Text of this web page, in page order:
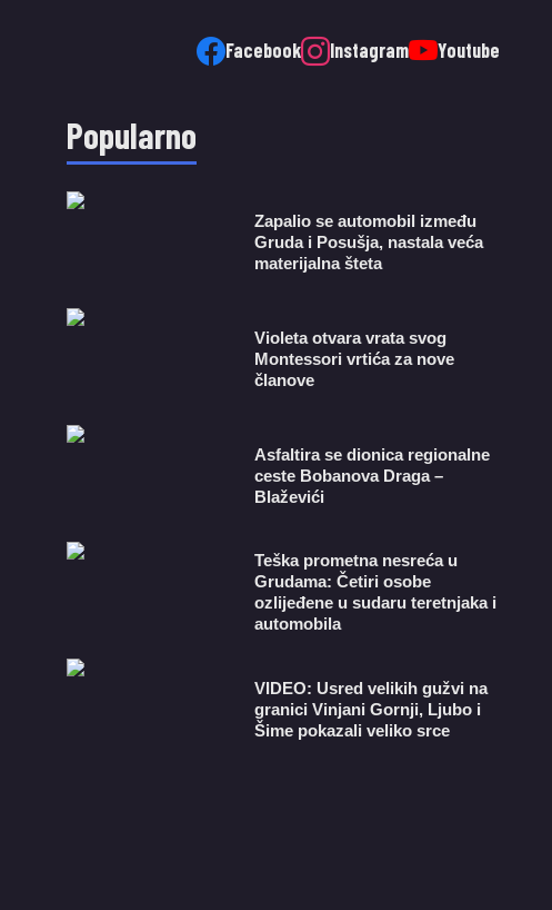
Facebook Instagram Youtube
Popularno
Zapalio se automobil između
Gruda i Posušja, nastala veća
materijalna šteta
Violeta otvara vrata svog
Montessori vrtića za nove
članove
Asfaltira se dionica regionalne
ceste Bobanova Draga –
Blaževići
Teška prometna nesreća u
Grudama: Četiri osobe
ozlijeđene u sudaru teretnjaka i
automobila
VIDEO: Usred velikih gužvi na
granici Vinjani Gornji, Ljubo i
Šime pokazali veliko srce